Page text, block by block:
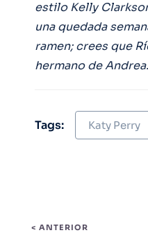
estilo Kelly
una quedada
ramen; crees que
hermano de Andrea.
Tags: Katy Perry
< ANTERIOR